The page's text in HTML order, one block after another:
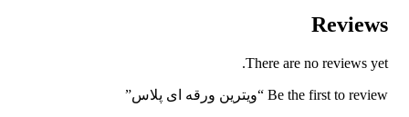
Reviews
There are no reviews yet.
Be the first to review “ویترین ورقه ای پلاس”